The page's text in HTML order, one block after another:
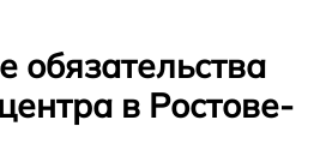
обязательства
в Ростове-